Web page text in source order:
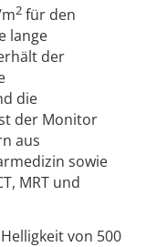
2 für den
lange
der
die
der Monitor
aus
sowie
MRT und
von 500